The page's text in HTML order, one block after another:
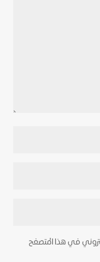
في هذا المتصفح